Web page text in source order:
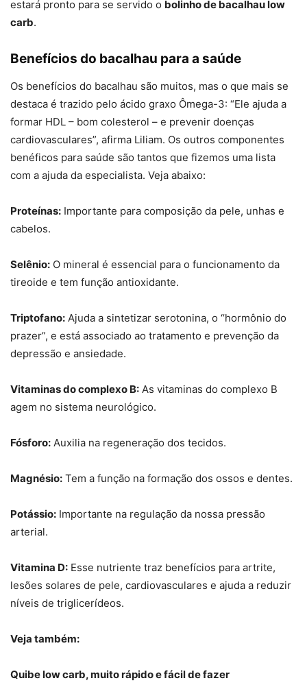
estará pronto para se servido o bolinho de bacalhau low
carb.
Benefícios do bacalhau para a saúde
Os benefícios do bacalhau são muitos, mas o que mais se
destaca é trazido pelo ácido graxo Ômega-3: “Ele ajuda a
formar HDL – bom colesterol – e prevenir doenças
cardiovasculares”, afirma Liliam. Os outros componentes
benéficos para saúde são tantos que fizemos uma lista
com a ajuda da especialista. Veja abaixo:
Proteínas: Importante para composição da pele, unhas e
cabelos.
Selênio: O mineral é essencial para o funcionamento da
tireoide e tem função antioxidante.
Triptofano: Ajuda a sintetizar serotonina, o “hormônio do
prazer”, e está associado ao tratamento e prevenção da
depressão e ansiedade.
Vitaminas do complexo B: As vitaminas do complexo B
agem no sistema neurológico.
Fósforo: Auxilia na regeneração dos tecidos.
Magnésio: Tem a função na formação dos ossos e dentes.
Potássio: Importante na regulação da nossa pressão
arterial.
Vitamina D: Esse nutriente traz benefícios para artrite,
lesões solares de pele, cardiovasculares e ajuda a reduzir
níveis de triglicerídeos.
Veja também:
Quibe low carb, muito rápido e fácil de fazer